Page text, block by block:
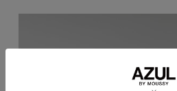
伸縮性：あり